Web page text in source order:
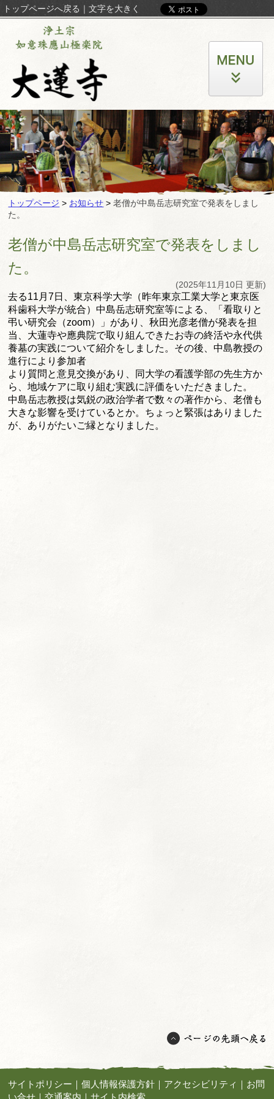
トップページへ戻る ｜ 文字を大きく
トップページ > お知らせ >老僧が中島岳志研究室で発表をしまし
た。
老僧が中島岳志研究室で発表をしまし
た。
(2025年11月10日 更新)
去る11月7日、東京科学大学（昨年東京工業大学と東京医
科歯科大学が統合）中島岳志研究室等による、「看取りと
弔い研究会（zoom）」 があり、秋田光彦老僧が発表を担
当、 大蓮寺や應典院で取り組んできたお寺の終活や永代供
養墓の実践について紹介をしました。その後、中島教授の
進行により参加者
より質問と意見交換があり、同大学の看護学部の先生方か
ら、地域ケアに取り組む実践に評価をいただきました。
中島岳志教授は気鋭の政治学者で数々の著作から、老僧も
大きな影響を受けているとか。 ちょっと緊張はありました
が、ありがたいご縁となりました。
サイトポリシー ｜個人情報保護方針 ｜ アクセシビリティ ｜ お問
い合せ ｜交通案内 ｜サイト内検索